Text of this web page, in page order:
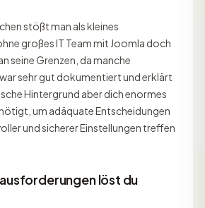
stößt man als kleines
großes IT Team mit Joomla doch
seine Grenzen, da manche
sehr gut dokumentiert und erklärt
Hintergrund aber dich enormes
um adäquate Entscheidungen
und sicherer Einstellungen treffen
löst du